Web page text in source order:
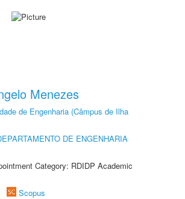
Menezes
de Engenharia (Câmpus de Ilha
DE ENGENHARIA
Category: RDIDP Academic
Scopus